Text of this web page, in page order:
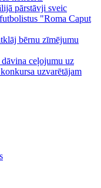
pārstāvji sveic
"Roma Caput
bērnu zīmējumu
ceļojumu uz
uzvarētājam